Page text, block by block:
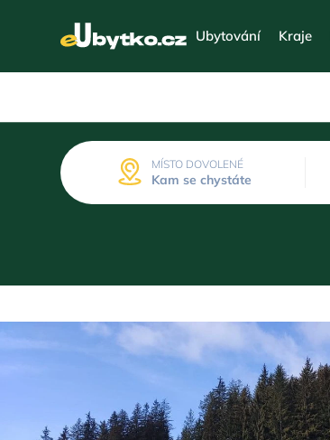
Ubytování Kraje
MÍSTO DOVOLENÉ
Kam se chystáte